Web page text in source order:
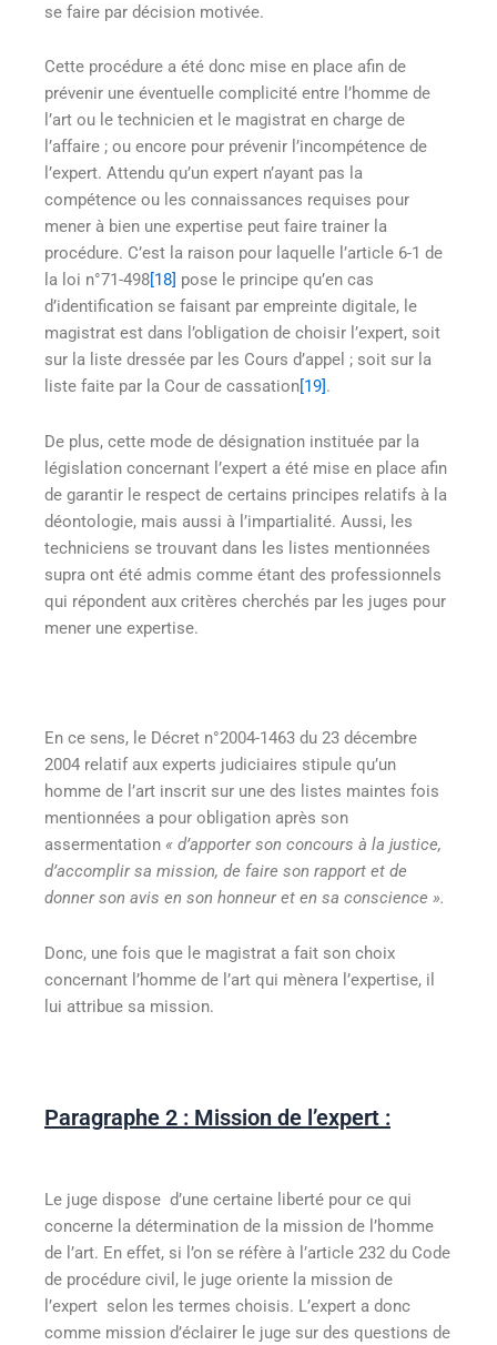
se faire par décision motivée.
Cette procédure a été donc mise en place afin de
prévenir une éventuelle complicité entre l’homme de
l’art ou le technicien et le magistrat en charge de
l’affaire ; ou encore pour prévenir l’incompétence de
l’expert. Attendu qu’un expert n’ayant pas la
compétence ou les connaissances requises pour
mener à bien une expertise peut faire trainer la
procédure. C’est la raison pour laquelle l’article 6-1 de
la loi n°71-498 [18] pose le principe qu’en cas
d’identification se faisant par empreinte digitale, le
magistrat est dans l’obligation de choisir l’expert, soit
sur la liste dressée par les Cours d’appel ; soit sur la
liste faite par la Cour de cassation [19] .
De plus, cette mode de désignation instituée par la
législation concernant l’expert a été mise en place afin
de garantir le respect de certains principes relatifs à la
déontologie, mais aussi à l’impartialité. Aussi, les
techniciens se trouvant dans les listes mentionnées
supra ont été admis comme étant des professionnels
qui répondent aux critères cherchés par les juges pour
mener une expertise.
En ce sens, le Décret n°2004-1463 du 23 décembre
2004 relatif aux experts judiciaires stipule qu’un
homme de l’art inscrit sur une des listes maintes fois
mentionnées a pour obligation après son
assermentation « d’apporter son concours à la justice,
d’accomplir sa mission, de faire son rapport et de
donner son avis en son honneur et en sa conscience ».
Donc, une fois que le magistrat a fait son choix
concernant l’homme de l’art qui mènera l’expertise, il
lui attribue sa mission.
Paragraphe 2 : Mission de l’expert :
Le juge dispose d’une certaine liberté pour ce qui
concerne la détermination de la mission de l’homme
de l’art. En effet, si l’on se réfère à l’article 232 du Code
de procédure civil, le juge oriente la mission de
l’expert selon les termes choisis. L’expert a donc
comme mission d’éclairer le juge sur des questions de